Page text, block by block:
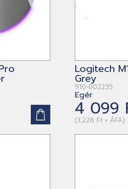
Logitech
Grey
910-002235
Egér
4 099
(3,228 Ft + ÁFA)